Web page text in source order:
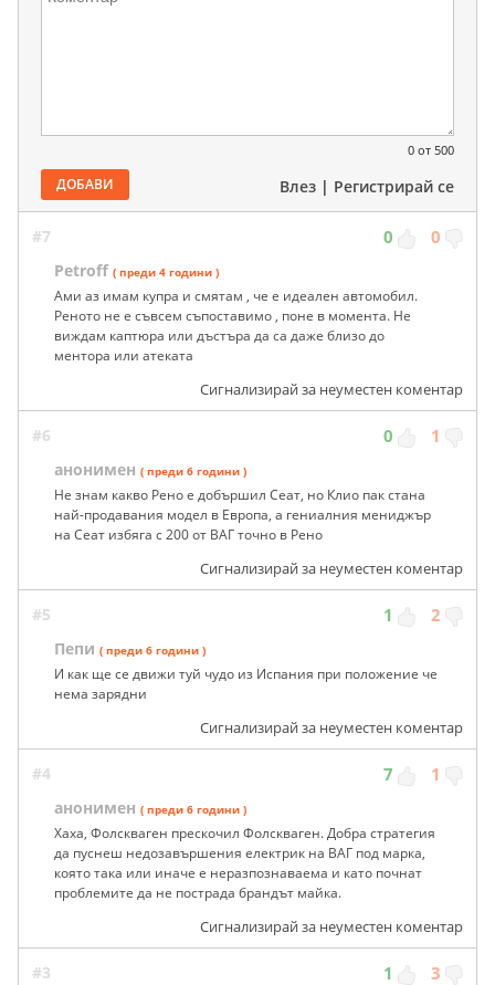
0 от 500
ДОБАВИ Влез | Регистрирай се
#7 0 0
Petroff ( преди 4 години )
Ами аз имам купра и смятам , че е идеален автомобил.
Реното не е съвсем съпоставимо , поне в момента. Не
виждам каптюра или дъстъра да са даже близо до
ментора или атеката
Сигнализирай за неуместен коментар
#6 0 1
анонимен ( преди 6 години )
Не знам какво Рено е добършил Сеат, но Клио пак стана
най-продавания модел в Европа, а гениалния мениджър
на Сеат избяга с 200 от ВАГ точно в Рено
Сигнализирай за неуместен коментар
#5 1 2
Пепи ( преди 6 години )
И как ще се движи туй чудо из Испания при положение че
нема зарядни
Сигнализирай за неуместен коментар
#4 7 1
анонимен ( преди 6 години )
Хаха, Фолскваген прескочил Фолскваген. Добра стратегия
да пуснеш недозавършения електрик на ВАГ под марка,
която така или иначе е неразпознаваема и като почнат
проблемите да не пострада брандът майка.
Сигнализирай за неуместен коментар
#3 1 3